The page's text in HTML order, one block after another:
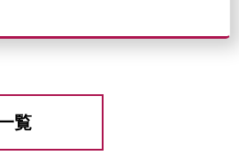
覧